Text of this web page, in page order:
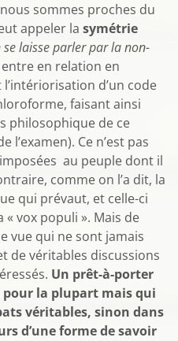
sommes proches du
appeler la symétrie
se laisse parler par la non-
entre en relation en
d’un code
faisant ainsi
philosophique de ce
l’examen). Ce n’est pas
au peuple dont il
comme on l’a dit, la
qui prévaut, et celle-ci
vox populi ». Mais de
vue qui ne sont jamais
de véritables discussions
Un prêt-à-porter
pour la plupart mais qui
véritables, sinon dans
d’une forme de savoir